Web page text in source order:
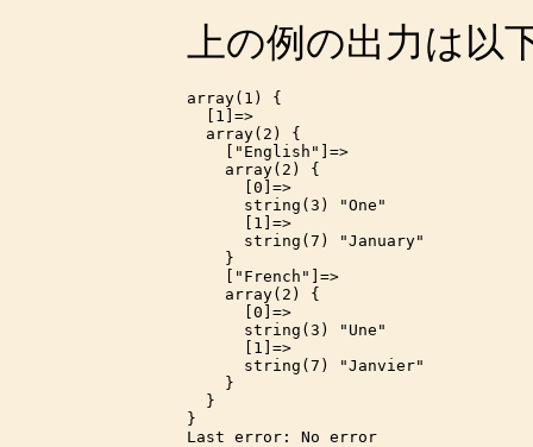
上の例の出力は以
array(1) {
  [1]=>
  array(2) {
    ["English"]=>
    array(2) {
      [0]=>
      string(3) "One"
      [1]=>
      string(7) "January"
    }
    ["French"]=>
    array(2) {
      [0]=>
      string(3) "Une"
      [1]=>
      string(7) "Janvier"
    }
  }
}
Last error: No error